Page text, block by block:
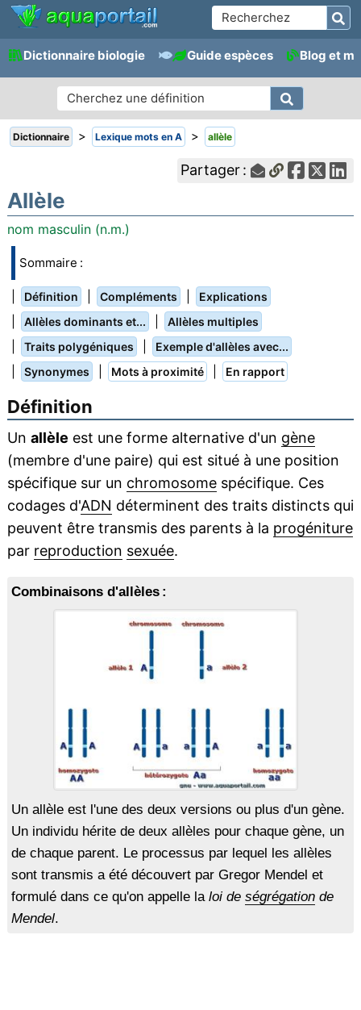
Dictionnaire biologie Guide espèces Blog et
Dictionnaire > Lexique mots en A > allèle
Partager :
Allèle
nom masculin (n.m.)
Sommaire :
Définition Compléments Explications
Allèles dominants et... Allèles multiples
Traits polygéniques Exemple d'allèles avec...
Synonymes Mots à proximité En rapport
Définition
Un allèle est une forme alternative d'un gène
(membre d'une paire) qui est situé à une position
spécifique sur un chromosomespécifique. Ces
codages d'ADN déterminent des traits distincts qui
peuvent être transmis des parents à la progéniture
par reproduction sexuée.
Combinaisons d'allèles :
Un allèle est l'une des deux versions ou plus d'un gène.
Un individu hérite de deux allèles pour chaque gène, un
de chaque parent. Le processus par lequel les allèles
sont transmis a été découvert par Gregor Mendel et
formulé dans ce qu'on appelle la loi de ségrégationde
Mendel.